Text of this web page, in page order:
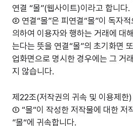
연결 “몰”(웹사이트)이라고 합니다.
② 연결“몰”은 피연결“몰”이 독자적
의하여 이용자와 행하는 거래에 대
는다는 뜻을 연결“몰”의 초기화면
업화면으로 명시한 경우에는 그 거
지 않습니다.
제22조(저작권의 귀속 및 이용제한)
① “몰“이 작성한 저작물에 대한 저
”몰“에 귀속합니다.